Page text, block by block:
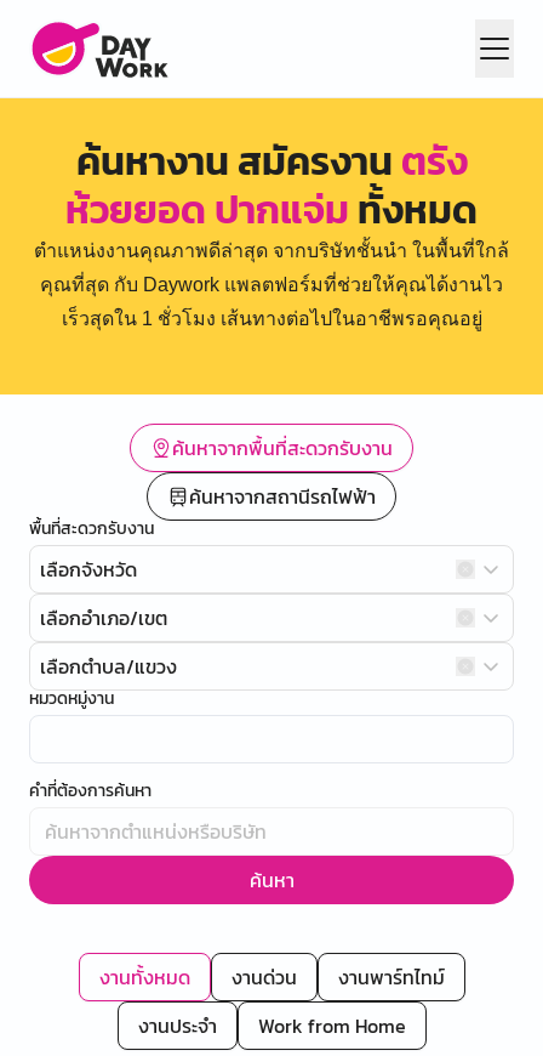
ค้นหางาน สมัครงานตรัง
ห้วยยอด ปากแจ่มทั้งหมด
ตำแหน่งงานคุณภาพดีล่าสุด จากบริษัทชั้นนำ ในพื้นที่ใกล้
คุณที่สุด กับ Daywork แพลตฟอร์มที่ช่วยให้คุณได้งานไว
เร็วสุดใน 1 ชั่วโมง เส้นทางต่อไปในอาชีพรอคุณอยู่
ค้นหาจากพื้นที่สะดวกรับงาน
ค้นหาจากสถานีรถไฟฟ้า
พื้นที่สะดวกรับงาน
เลือกจังหวัด
เลือกอำเภอ/เขต
เลือกตำบล/แขวง
หมวดหมู่งาน
คำที่ต้องการค้นหา
ค้นหา
งานทั้งหมด งานด่วน
งานพาร์ทไทม์
งานประจำ
Work from Home